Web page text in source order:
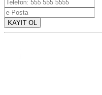
KAYIT OL